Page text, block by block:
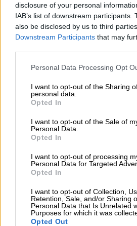
disclosure of your personal
IAB’s list of downstream participants.
also be disclosed by us to third
Downstream Participants that may
Please note that this website/app
not limited to your visit or usage
grant or deny consent to Google and
use your data for below specified
consent section.
Personal Data Processing Opt
I want to opt-out of the Sharing
personal data.
Opted In
I want to opt-out of the Sale of
Personal Data.
Opted In
I want to opt-out of processing
Personal Data for Targeted
Opted In
I want to opt-out of Collection,
Retention, Sale, and/or Sharing
Personal Data that Is Unrelated
Purposes for which it was
Opted Out
Πολιτισμός 04.05.2026 22:45
Ανανεωμένη και πιο
επιστρέφει η Ταράτσα
Λαμπέτη - Αναλυτικά
Η αυλαία ανοίγει την Τρίτη
Άκη Δήμου, μια ποπ